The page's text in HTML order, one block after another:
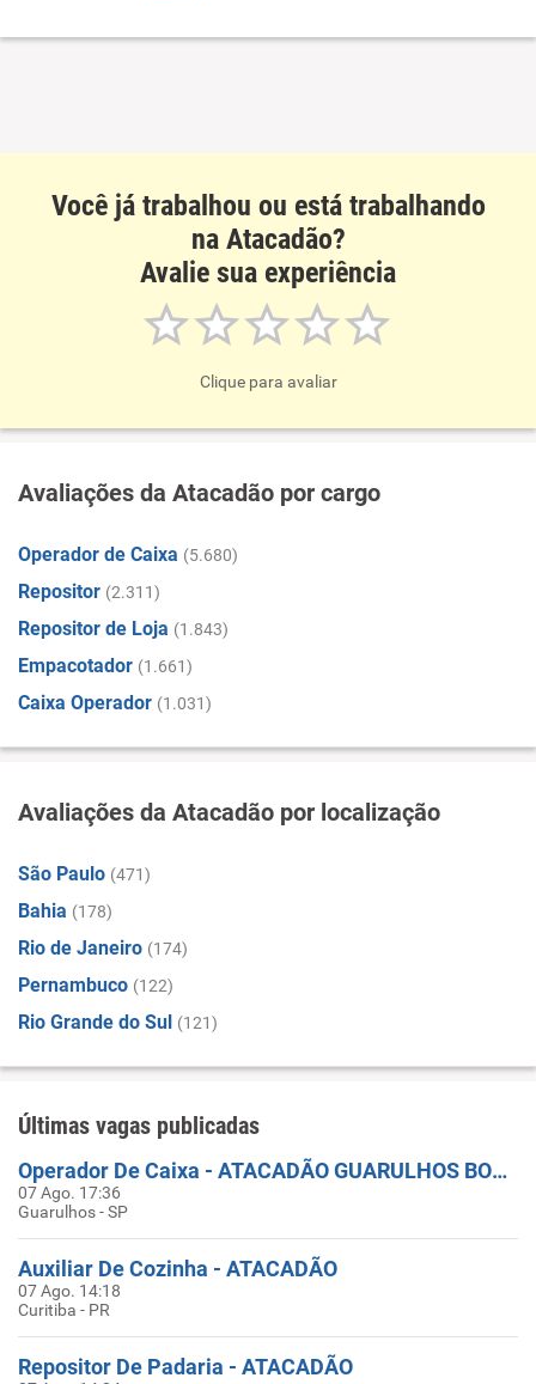
Você já trabalhou ou está trabalhando
na Atacadão?
Avalie sua experiência
Clique para avaliar
Avaliações da Atacadão por cargo
Operador de Caixa (5.680)
Repositor (2.311)
Repositor de Loja (1.843)
Empacotador (1.661)
Caixa Operador (1.031)
Avaliações da Atacadão por localização
São Paulo (471)
Bahia (178)
Rio de Janeiro (174)
Pernambuco (122)
Rio Grande do Sul (121)
Últimas vagas publicadas
Operador De Caixa - ATACADÃO GUARULHOS BONSUCESSO
07 Ago. 17:36
Guarulhos - SP
Auxiliar De Cozinha - ATACADÃO
07 Ago. 14:18
Curitiba - PR
Repositor De Padaria - ATACADÃO